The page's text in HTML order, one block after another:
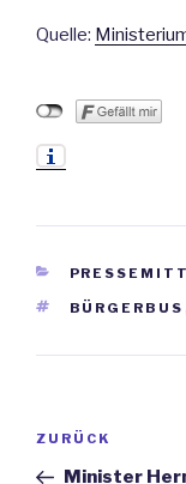
Quelle:
KATEGORIEN
BÜRGERBUS
Beitrags-
Vorheriger
Beitrag
ZURÜCK
Minister